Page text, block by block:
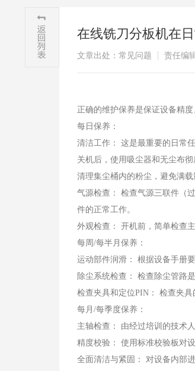
在线铣刀分板机在
文章出处：常见问题 责任编
正确的维护保养是保证设备精
每日保养：
清洁工作： 这是最重要的日常任
关机后，使用吸尘器和无尘布
清理集尘桶内的粉尘，避免满载
气源检查： 检查气源三联件（
件的正常工作。
外观检查： 开机前，简单检查
每周/每半月保养：
运动部件润滑： 根据设备手册
除尘系统检查： 检查除尘管路
检查夹具和定位PIN： 检查夹
每月/每季度保养：
主轴检查： 由经过培训的技术
精度校验： 使用标准校验板对
全面清洁与紧固： 对设备内部